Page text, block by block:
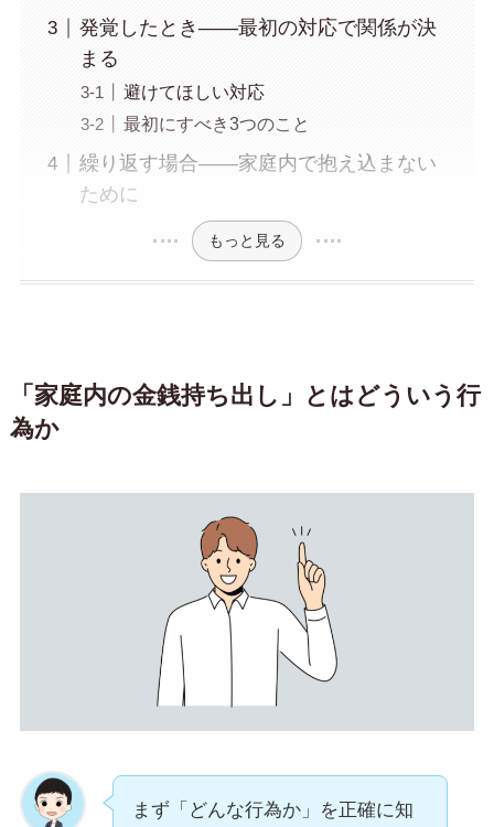
発覚したとき——最初の対応で関係が決
まる
避けてほしい対応
最初にすべき3つのこと
繰り返す場合——家庭内で抱え込まない
ために
もっと見る
「家庭内の金銭持ち出し」とはどういう行
為か
まず「どんな行為か」を正確に知